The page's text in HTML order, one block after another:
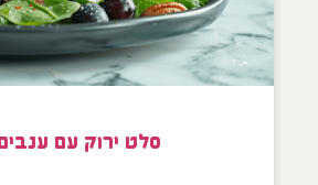
סלט ירוק עם